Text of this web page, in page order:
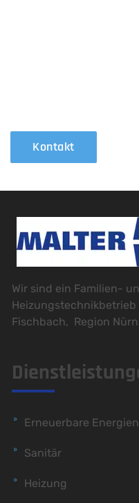
Kontakt
Wir sind ein Familien-
Fischbach, Region
Erneuerbare Energien
Sanitär
Heizung